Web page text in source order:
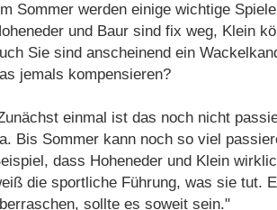
Sommer werden einige wichtige
und Baur sind fix weg, Klein
Sie sind anscheinend ein
jemals kompensieren?
einmal ist das noch nicht
Bis Sommer kann noch so viel
dass Hoheneder und Klein
die sportliche Führung, was sie tut.
sollte es soweit sein."